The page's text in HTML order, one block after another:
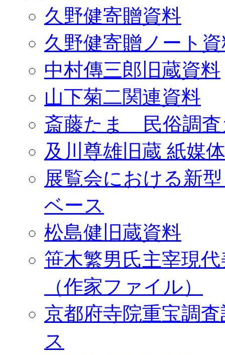
久野健寄贈資料
久野健寄贈ノート
中村傳三郎旧蔵資料
山下菊二関連資料
斎藤たま 民俗調査
及川尊雄旧蔵 紙媒
展覧会における新
ベース
松島健旧蔵資料
笹木繁男氏主宰現
（作家ファイル）
京都府寺院重宝調
ス